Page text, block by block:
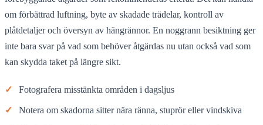
om förbättrad luftning, byte av skadade trädelar, kontroll av
plåtdetaljer och översyn av hängrännor. En noggrann besiktning ger
inte bara svar på vad som behöver åtgärdas nu utan också vad som
kan skydda taket på längre sikt.
✓ Fotografera misstänkta områden i dagsljus
✓ Notera om skadorna sitter nära ränna, stuprör eller vindskiva